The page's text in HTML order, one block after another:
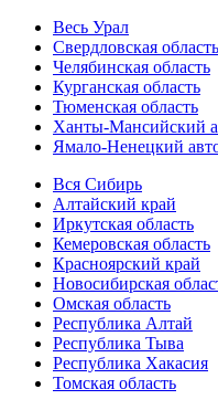
Весь Урал
Свердловская область
Челябинская область
Курганская область
Тюменская область
Ханты-Мансийский
Ямало-Ненецкий
Вся Сибирь
Алтайский край
Иркутская область
Кемеровская область
Красноярский край
Новосибирская
Омская область
Республика Алтай
Республика Тыва
Республика Хакасия
Томская область